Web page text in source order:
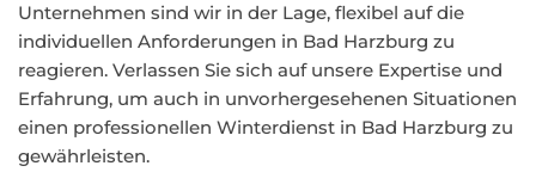
Unternehmen sind wir in der Lage, flexibel auf die
individuellen Anforderungen in Bad Harzburg zu
reagieren. Verlassen Sie sich auf unsere Expertise und
Erfahrung, um auch in unvorhergesehenen Situationen
einen professionellen Winterdienst in Bad Harzburg zu
gewährleisten.